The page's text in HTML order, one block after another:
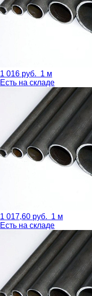
1 016 руб. 1 м
Есть на складе
1 017,60 руб. 1 м
Есть на складе